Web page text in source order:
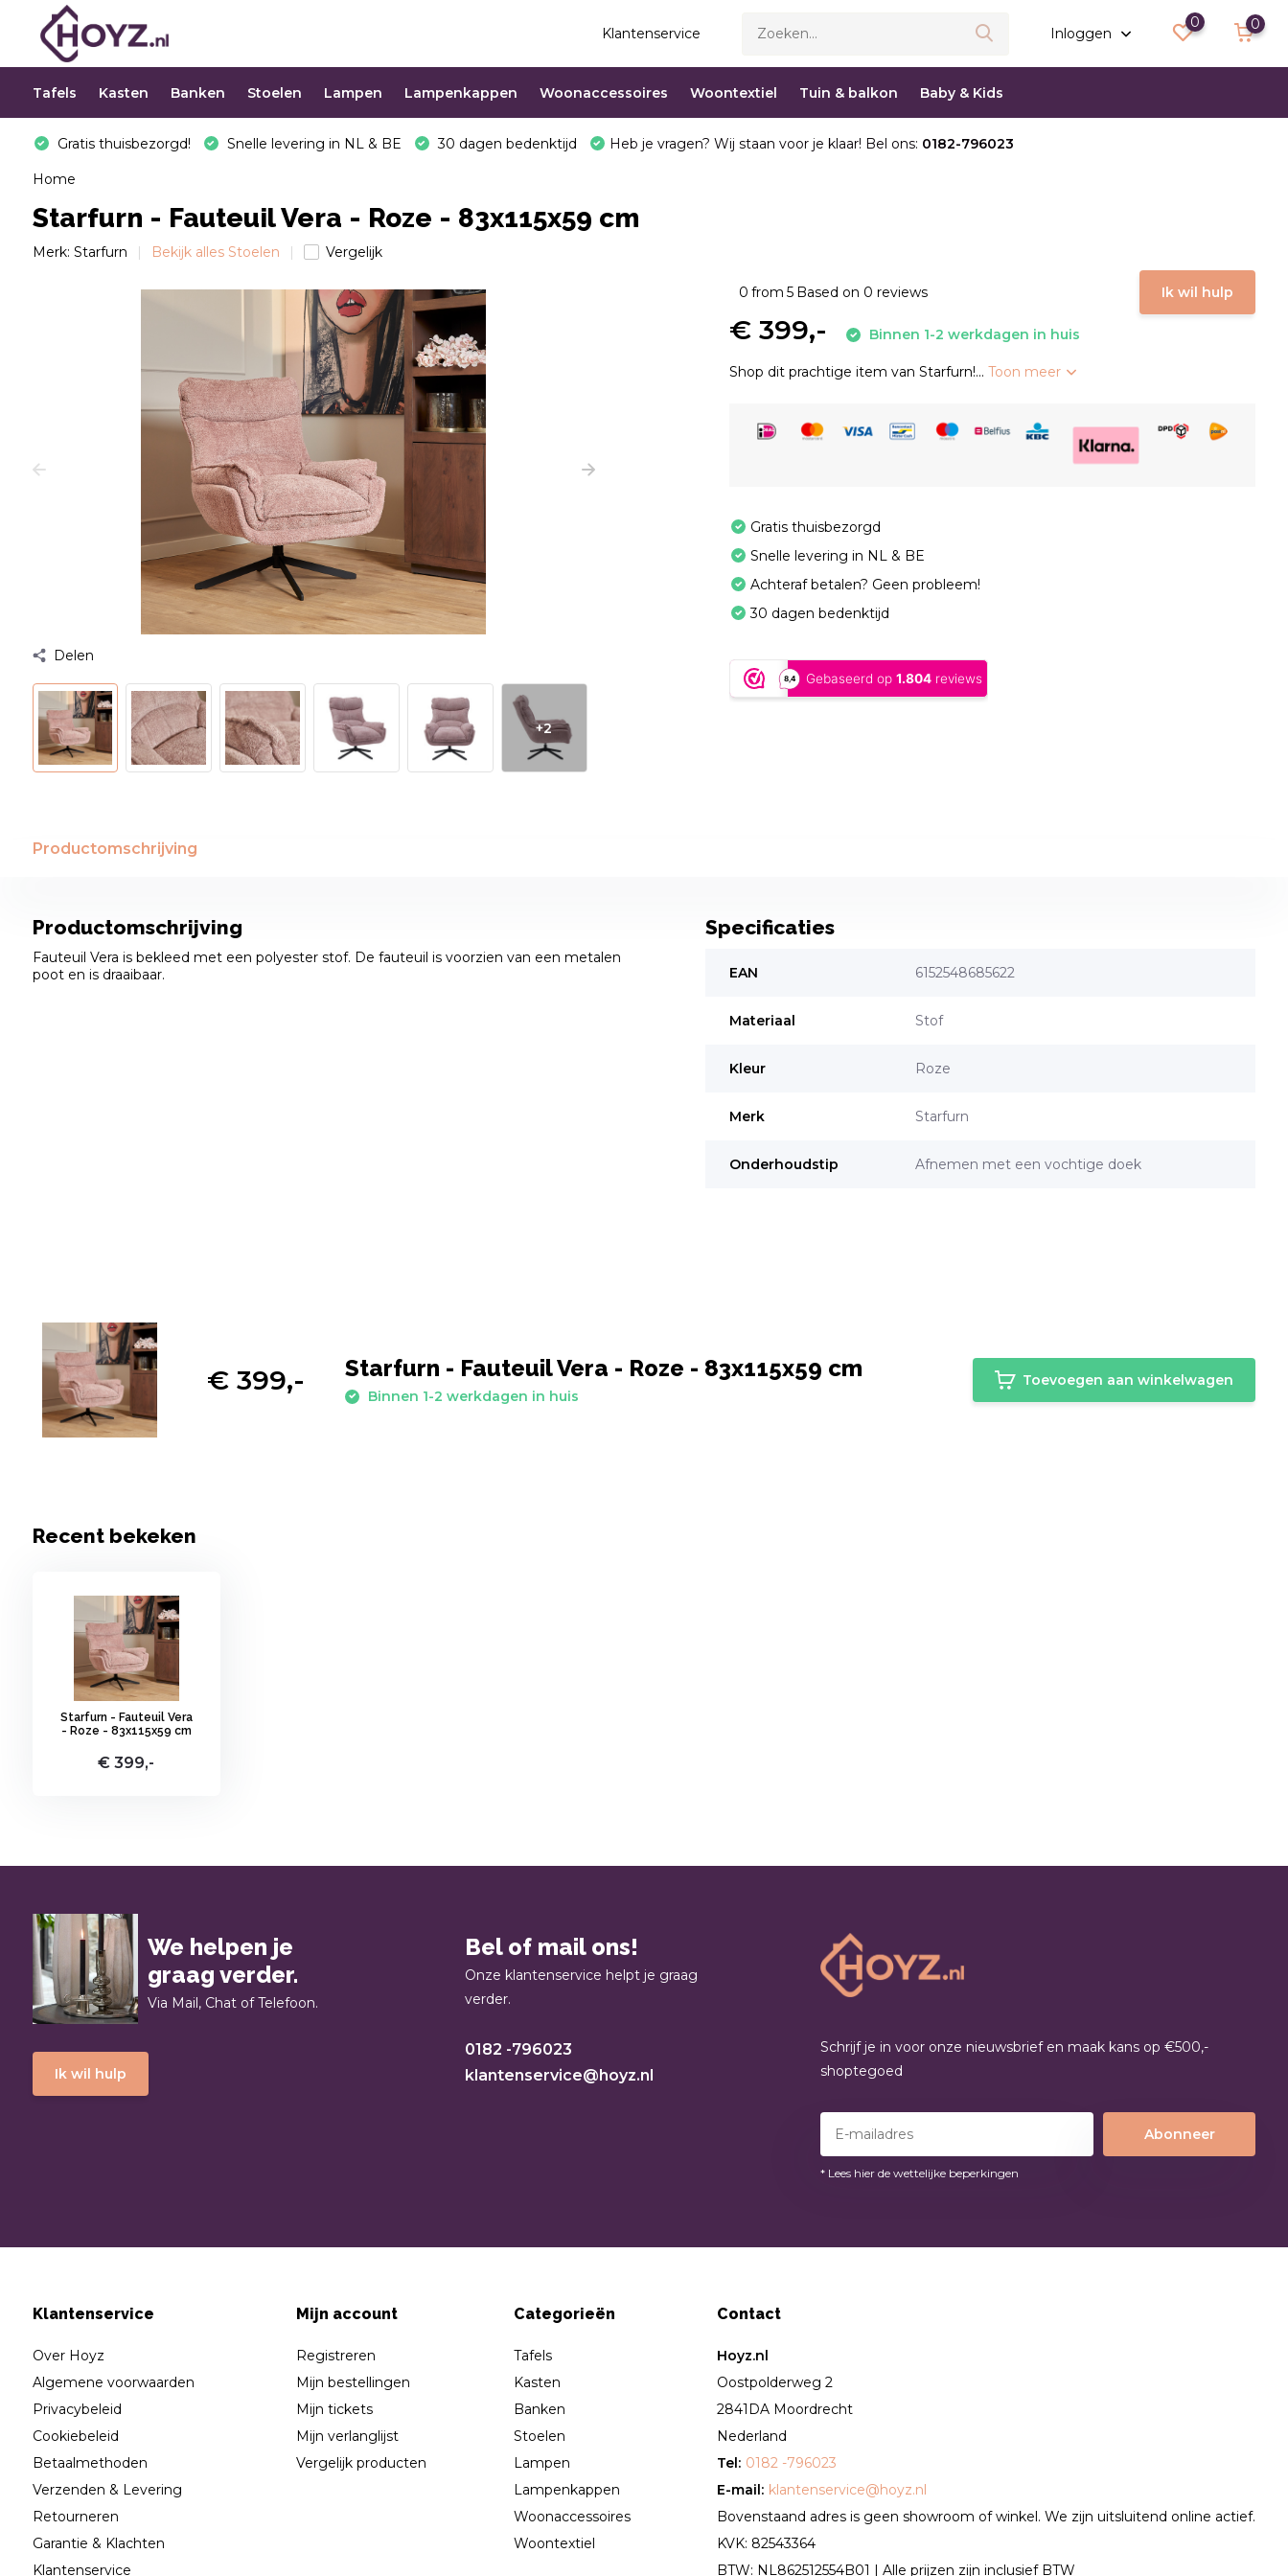
Klantenservice Inloggen
0 0
Tafels Kasten Banken Stoelen Lampen Lampenkappen Woonaccessoires Woontextiel Tuin & balkon Baby & Kids
Gratis thuisbezorgd! Snelle levering in NL & BE 30 dagen bedenktijd Heb je vragen? Wij staan voor je klaar! Bel ons: 0182-796023
Home
Starfurn - Fauteuil Vera - Roze - 83x115x59 cm
Merk: Starfurn Bekijk alles Stoelen Vergelijk
Delen
+2
0 from 5 Based on 0 reviews Ik wil hulp
€ 399,- Binnen 1-2 werkdagen in huis
Shop dit prachtige item van Starfurn!...Toon meer
Gratis thuisbezorgd
Snelle levering in NL & BE
Achteraf betalen? Geen probleem!
30 dagen bedenktijd
Productomschrijving
Productomschrijving
Fauteuil Vera is bekleed met een polyester stof. De fauteuil is voorzien van een metalen
poot en is draaibaar.
Specificaties
EAN 6152548685622
Materiaal Stof
Kleur Roze
Merk Starfurn
Onderhoudstip Afnemen met een vochtige doek
€ 399,- Starfurn - Fauteuil Vera - Roze - 83x115x59 cm
Binnen 1-2 werkdagen in huis
Toevoegen aan winkelwagen
Recent bekeken
Starfurn - Fauteuil Vera
- Roze - 83x115x59 cm
€ 399,-
We helpen je
graag verder.
Via Mail, Chat of Telefoon.
Ik wil hulp
Bel of mail ons!
Onze klantenservice helpt je graag
verder.
0182 -796023
klantenservice@hoyz.nl
Schrijf je in voor onze nieuwsbrief en maak kans op €500,-
shoptegoed
Abonneer
* Lees hier de wettelijke beperkingen
Klantenservice
Over Hoyz
Algemene voorwaarden
Privacybeleid
Cookiebeleid
Betaalmethoden
Verzenden & Levering
Retourneren
Garantie & Klachten
Klantenservice
Mijn account
Registreren
Mijn bestellingen
Mijn tickets
Mijn verlanglijst
Vergelijk producten
Categorieën
Tafels
Kasten
Banken
Stoelen
Lampen
Lampenkappen
Woonaccessoires
Woontextiel
Contact
Hoyz.nl
Oostpolderweg 2
2841DA Moordrecht
Nederland
Tel: 0182 -796023
E-mail: klantenservice@hoyz.nl
Bovenstaand adres is geen showroom of winkel. We zijn uitsluitend online actief.
KVK: 82543364
BTW: NL862512554B01 | Alle prijzen zijn inclusief BTW